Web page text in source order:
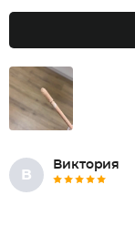
В
Виктория